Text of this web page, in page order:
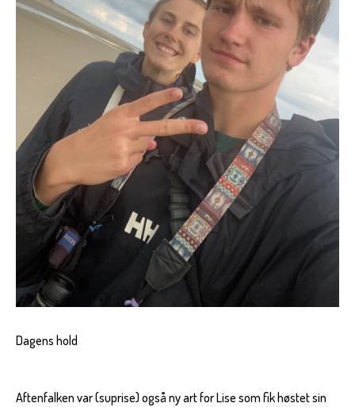
Dagens hold
Aftenfalken var (suprise) også ny art for Lise som fik høstet sin